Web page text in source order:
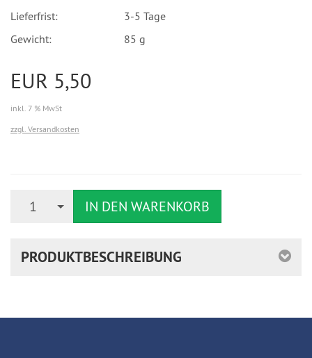
Lieferfrist:
3-5 Tage
Gewicht:
85 g
EUR 5,50
inkl. 7 % MwSt
zzgl. Versandkosten
1 IN DEN WARENKORB
PRODUKTBESCHREIBUNG